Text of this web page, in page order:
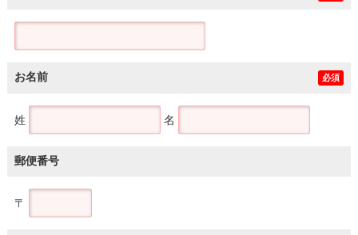
お名前 必須
姓 名
郵便番号
〒